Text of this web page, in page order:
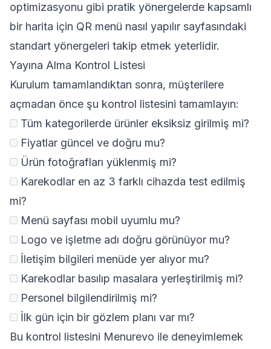
optimizasyonu gibi pratik yönergelerde kapsamlı
bir harita için QR menü nasıl yapılır sayfasındaki
standart yönergeleri takip etmek yeterlidir.
Yayına Alma Kontrol Listesi
Kurulum tamamlandıktan sonra, müşterilere
açmadan önce şu kontrol listesini tamamlayın:
Tüm kategorilerde ürünler eksiksiz girilmiş mi?
Fiyatlar güncel ve doğru mu?
Ürün fotoğrafları yüklenmiş mi?
Karekodlar en az 3 farklı cihazda test edilmiş
mi?
Menü sayfası mobil uyumlu mu?
Logo ve işletme adı doğru görünüyor mu?
İletişim bilgileri menüde yer alıyor mu?
Karekodlar basılıp masalara yerleştirilmiş mi?
Personel bilgilendirilmiş mi?
İlk gün için bir gözlem planı var mı?
Bu kontrol listesini Menurevo ile deneyimlemek